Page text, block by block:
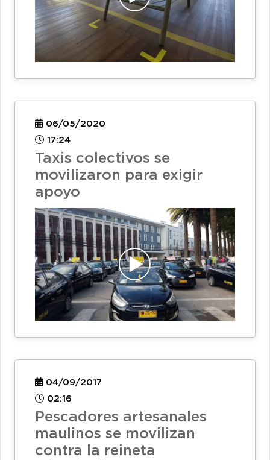
06/05/2020
17:24
Taxis colectivos se
movilizaron para exigir
apoyo
04/09/2017
02:16
Pescadores artesanales
maulinos se movilizan
contra la reineta